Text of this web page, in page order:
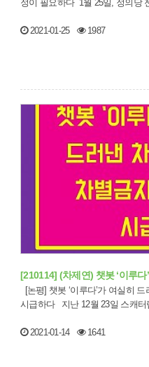
정이 필요하다 1월 25일
2021-01-25 1987
[210114] (차제연) 챗봇 ‘이루
시급하다 지난 12월 23일
2021-01-14 1641